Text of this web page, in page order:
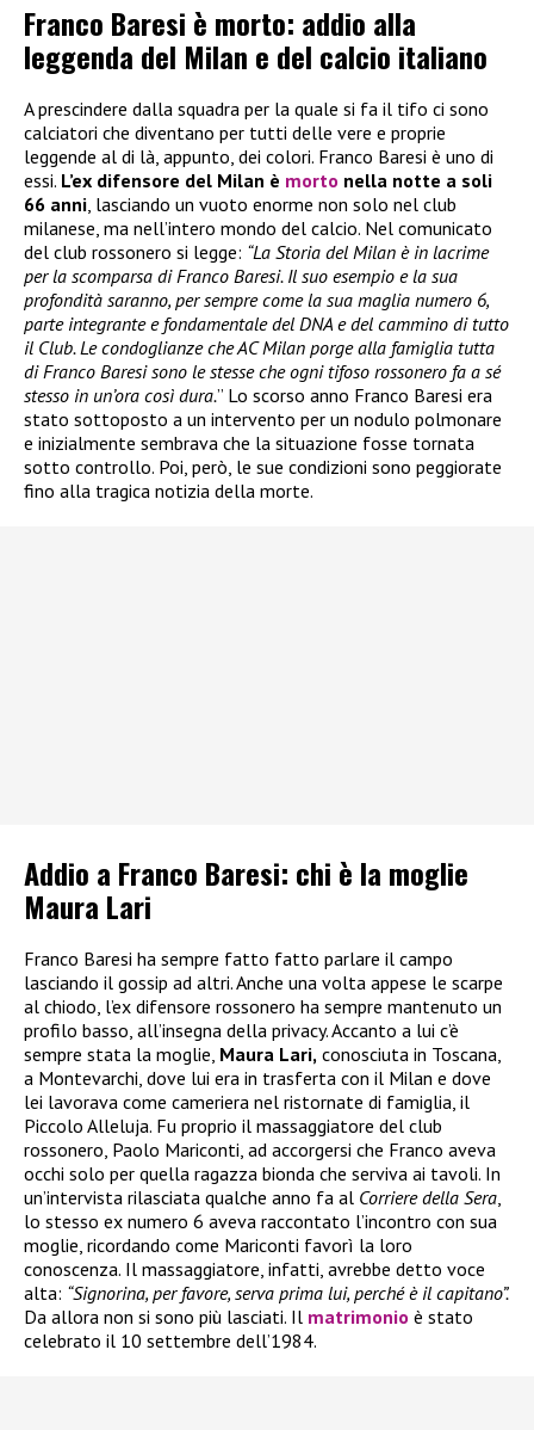
Franco Baresi è morto: addio alla
leggenda del Milan e del calcio italiano
A prescindere dalla squadra per la quale si fa il tifo ci sono
calciatori che diventano per tutti delle vere e proprie
leggende al di là, appunto, dei colori. Franco Baresi è uno di
essi. L’ex difensore del Milan è morto nella notte a soli
66 anni , lasciando un vuoto enorme non solo nel club
milanese, ma nell’intero mondo del calcio. Nel comunicato
del club rossonero si legge: “La Storia del Milan è in lacrime
per la scomparsa di Franco Baresi. Il suo esempio e la sua
profondità saranno, per sempre come la sua maglia numero 6,
parte integrante e fondamentale del DNA e del cammino di tutto
il Club. Le condoglianze che AC Milan porge alla famiglia tutta
di Franco Baresi sono le stesse che ogni tifoso rossonero fa a sé
stesso in un’ora così dura.” Lo scorso anno Franco Baresi era
stato sottoposto a un intervento per un nodulo polmonare
e inizialmente sembrava che la situazione fosse tornata
sotto controllo. Poi, però, le sue condizioni sono peggiorate
fino alla tragica notizia della morte.
Addio a Franco Baresi: chi è la moglie
Maura Lari
Franco Baresi ha sempre fatto fatto parlare il campo
lasciando il gossip ad altri. Anche una volta appese le scarpe
al chiodo, l’ex difensore rossonero ha sempre mantenuto un
profilo basso, all’insegna della privacy. Accanto a lui c’è
sempre stata la moglie, Maura Lari, conosciuta in Toscana,
a Montevarchi, dove lui era in trasferta con il Milan e dove
lei lavorava come cameriera nel ristornate di famiglia, il
Piccolo Alleluja. Fu proprio il massaggiatore del club
rossonero, Paolo Mariconti, ad accorgersi che Franco aveva
occhi solo per quella ragazza bionda che serviva ai tavoli. In
un’intervista rilasciata qualche anno fa al Corriere della Sera
lo stesso ex numero 6 aveva raccontato l’incontro con sua
moglie, ricordando come Mariconti favorì la loro
conoscenza. Il massaggiatore, infatti, avrebbe detto voce
alta: “Signorina, per favore, serva prima lui, perché è il capitano”.
Da allora non si sono più lasciati. Il matrimonio è stato
celebrato il 10 settembre dell’1984.